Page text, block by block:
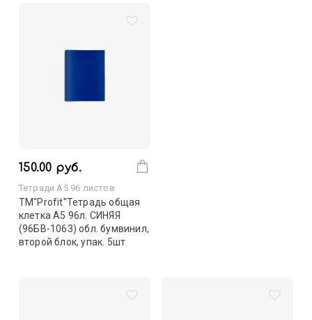
150.00 руб.
Тетради А5 96 листов
TM"Profit"Тетрадь общая
клетка А5 96л. СИНЯЯ
(96БВ-1063) обл. бумвинил,
второй блок, упак. 5шт